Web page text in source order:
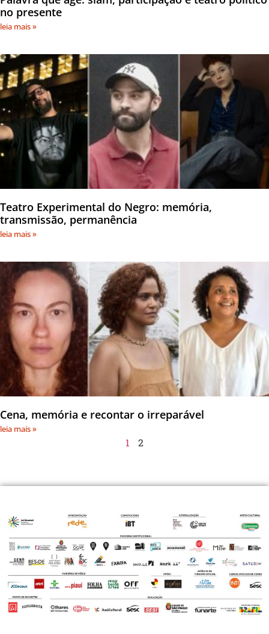
no presente
leia mais »
Teatro Experimental do Negro: memória,
transmissão, permanência
leia mais »
Cena, memória e recontar o irreparável
leia mais »
1 2